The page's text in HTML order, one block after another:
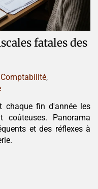
fatales des
Comptabilité,
chaque fin d'année les
coûteuses. Panorama
et des réflexes à